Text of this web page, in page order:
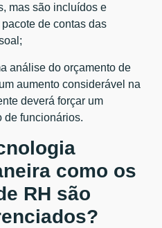
mas são incluídos e
de contas das
análise do orçamento de
aumento considerável na
deverá forçar um
de funcionários.
como os
RH são